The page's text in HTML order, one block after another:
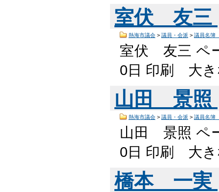
室伏 友三
熱海市議会> 議員・会派 > 議員名簿
室伏 友三 ペ
0日 印刷 大き
山田 景照
熱海市議会> 議員・会派 > 議員名簿
山田 景照 ペ
0日 印刷 大き
橋本 一実